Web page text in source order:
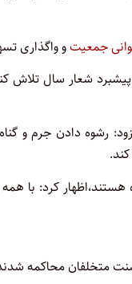
جمعیتو واگذاری
پیشبرد شعار سال
رشوه دادن جرم و
هستند،اظهار کرد:
متخلفان محاکمه